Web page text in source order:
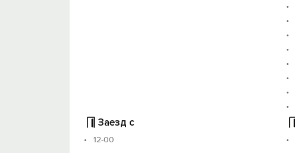
Заезд с
12-00